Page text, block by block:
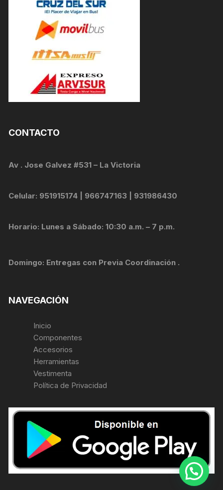
CONTACTO
Av . Jose Galvez #531 – La Victoria
Celular: 951915174 | 966747163 | 931986430
Horario: Lunes a Sábado: 10:30 a.m. – 7 p.m.
Domingo: Entregas con Previa Coordinación .
NAVEGACIÓN
Inicio
Componentes
Accesorios
Herramientas
Vestimenta
Política de Privacidad